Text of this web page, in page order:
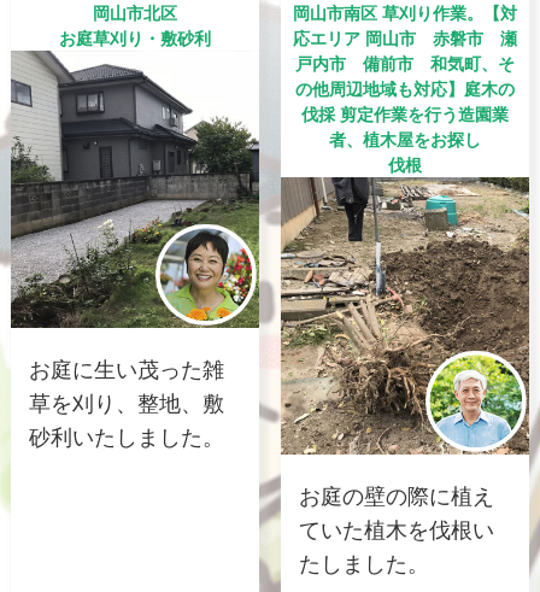
岡山市北区
お庭草刈り・敷砂利
お庭に生い茂った雑
草を刈り、整地、敷
砂利いたしました。
岡山市南区 草刈り作業。【対
応エリア 岡山市 赤磐市 瀬
戸内市 備前市 和気町、そ
の他周辺地域も対応】庭木の
伐採 剪定作業を行う造園業
者、植木屋をお探し
伐根
お庭の壁の際に植え
ていた植木を伐根い
たしました。